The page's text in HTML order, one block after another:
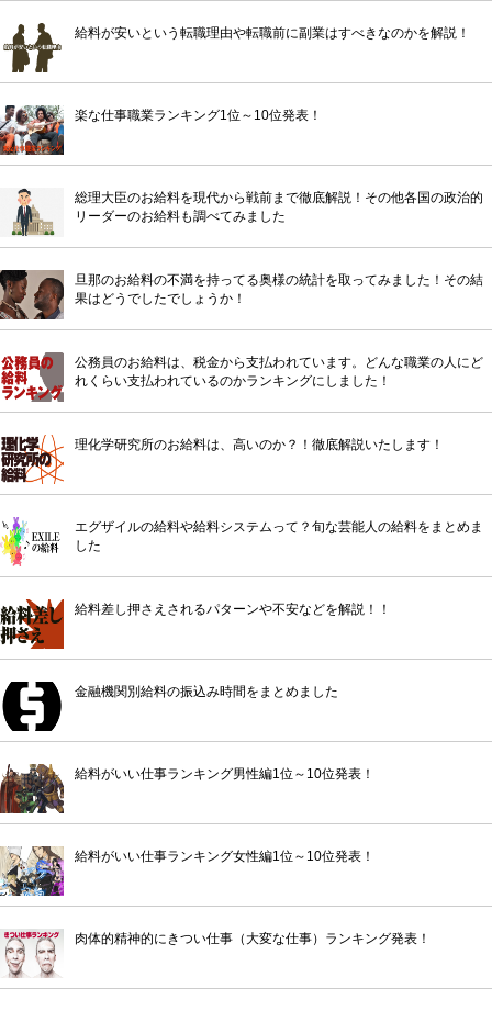
給料が安いという転職理由や転職前に副業はすべきなのかを解説！
楽な仕事職業ランキング1位～10位発表！
総理大臣のお給料を現代から戦前まで徹底解説！その他各国の政治的
リーダーのお給料も調べてみました
旦那のお給料の不満を持ってる奥様の統計を取ってみました！その結
果はどうでしたでしょうか！
公務員のお給料は、税金から支払われています。どんな職業の人にど
れくらい支払われているのかランキングにしました！
理化学研究所のお給料は、高いのか？！徹底解説いたします！
エグザイルの給料や給料システムって？旬な芸能人の給料をまとめま
した
給料差し押さえされるパターンや不安などを解説！！
金融機関別給料の振込み時間をまとめました
給料がいい仕事ランキング男性編1位～10位発表！
給料がいい仕事ランキング女性編1位～10位発表！
肉体的精神的にきつい仕事（大変な仕事）ランキング発表！